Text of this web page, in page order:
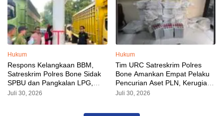
Hukum
Respons Kelangkaan BBM,
Satreskrim Polres Bone Sidak
SPBU dan Pangkalan LPG,
AKP Alvin Aji Imbau Pengelola
Juli 30, 2026
Hukum
Tim URC Satreskrim Polres
Bone Amankan Empat Pelaku
Pencurian Aset PLN, Kerugian
Ditaksir Capai Rp 3 Milyar
Juli 30, 2026